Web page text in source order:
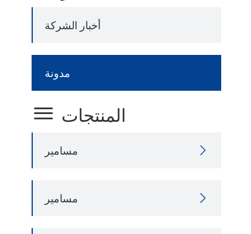
أخبار الشركة
مدونة
 المنتجات
مسامير 
مسامير 